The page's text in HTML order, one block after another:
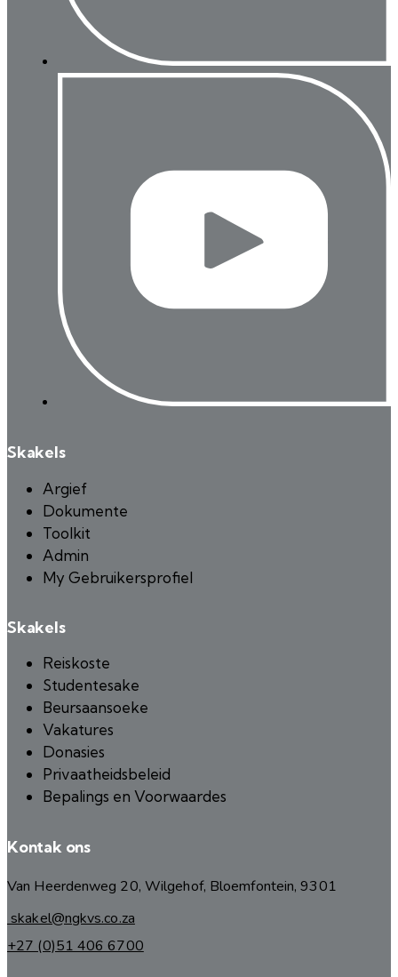
Skakels
Argief
Dokumente
Toolkit
Admin
My Gebruikersprofiel
Skakels
Reiskoste
Studentesake
Beursaansoeke
Vakatures
Donasies
Privaatheidsbeleid
Bepalings en Voorwaardes
Kontak ons
Van Heerdenweg 20, Wilgehof, Bloemfontein, 9301
skakel@ngkvs.co.za
+27 (0)51 406 6700